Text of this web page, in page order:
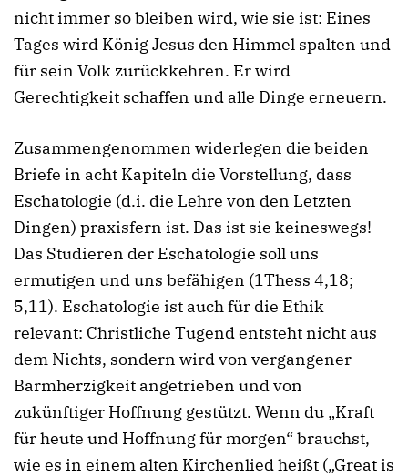
nicht immer so bleiben wird, wie sie ist: Eines
Tages wird König Jesus den Himmel spalten und
für sein Volk zurückkehren. Er wird
Gerechtigkeit schaffen und alle Dinge erneuern.
Zusammengenommen widerlegen die beiden
Briefe in acht Kapiteln die Vorstellung, dass
Eschatologie (d.i. die Lehre von den Letzten
Dingen) praxisfern ist. Das ist sie keineswegs!
Das Studieren der Eschatologie soll uns
ermutigen und uns befähigen (1Thess 4,18;
5,11). Eschatologie ist auch für die Ethik
relevant: Christliche Tugend entsteht nicht aus
dem Nichts, sondern wird von vergangener
Barmherzigkeit angetrieben und von
zukünftiger Hoffnung gestützt. Wenn du „Kraft
für heute und Hoffnung für morgen“ brauchst,
wie es in einem alten Kirchenlied heißt („Great is